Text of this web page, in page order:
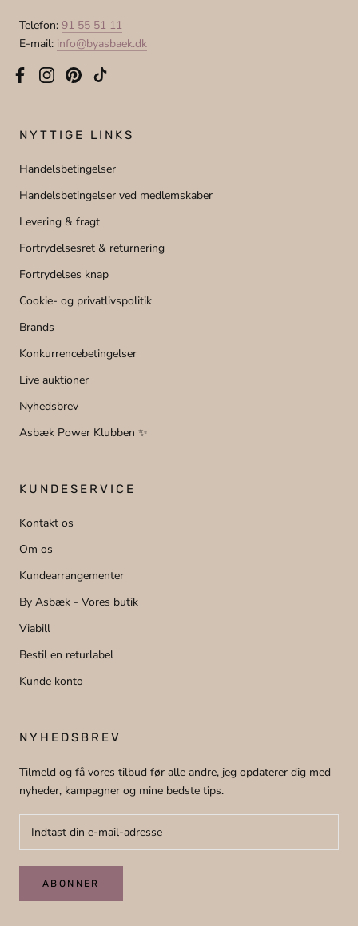
Telefon: 91 55 51 11
E-mail: info@byasbaek.dk
NYTTIGE LINKS
Handelsbetingelser
Handelsbetingelser ved medlemskaber
Levering & fragt
Fortrydelsesret & returnering
Fortrydelses knap
Cookie- og privatlivspolitik
Brands
Konkurrencebetingelser
Live auktioner
Nyhedsbrev
Asbæk Power Klubben ✨
KUNDESERVICE
Kontakt os
Om os
Kundearrangementer
By Asbæk - Vores butik
Viabill
Bestil en returlabel
Kunde konto
NYHEDSBREV
Tilmeld og få vores tilbud før alle andre, jeg opdaterer dig med
nyheder, kampagner og mine bedste tips.
ABONNER